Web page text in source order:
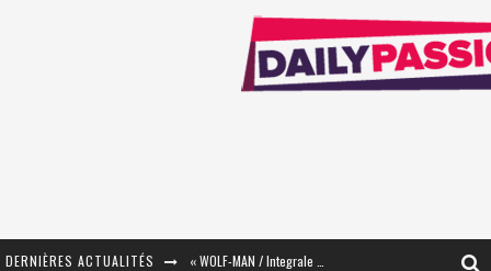
DERNIÈRES ACTUALITÉS